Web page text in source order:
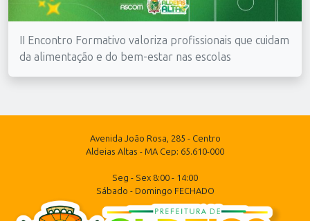
II Encontro Formativo valoriza profissionais que cuidam
da alimentação e do bem-estar nas escolas
Avenida João Rosa, 285 - Centro
Aldeias Altas - MA Cep: 65.610-000
Seg - Sex 8:00 - 14:00
Sábado - Domingo FECHADO